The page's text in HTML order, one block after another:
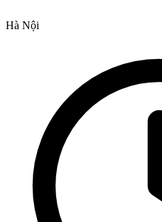
Hà Nội